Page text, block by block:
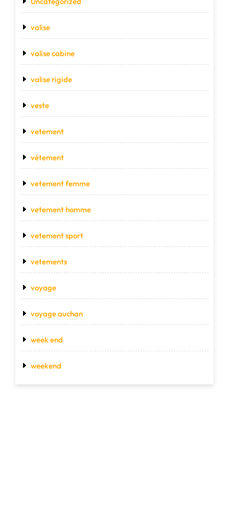
valise
valise cabine
valise rigide
veste
vetement
vétement
vetement femme
vetement homme
vetement sport
vetements
voyage
voyage auchan
week end
weekend